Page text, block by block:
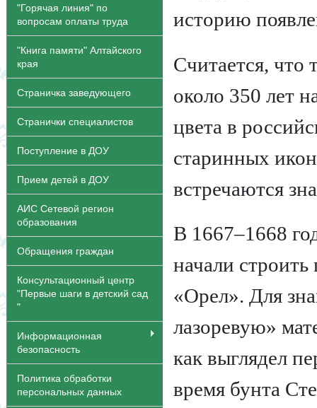
"Горячая линия" по
вопросам оплаты труда
"Книга памяти" Алтайского
края
Страничка заведующего
Странички специалистов
Поступление в ДОУ
Прием детей в ДОУ
АИС Сетевой регион
образования
Обращения граждан
Консультационный центр
"Первые шаги в детский сад
"
Информационная
безопасность
Политика обработки
персональных данных
историю
Считается, что
около 350 лет
цвета в
старинных
встречаются
В 1667–1668
начали
«Орел». Для
лазоревую»
как выглядел
время бунта